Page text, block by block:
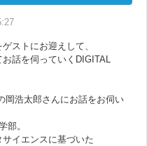
ストにお迎えして、
話を伺っていくDIGITAL
岡浩太郎さんにお話をお伺い
部。
イエンスに基づいた